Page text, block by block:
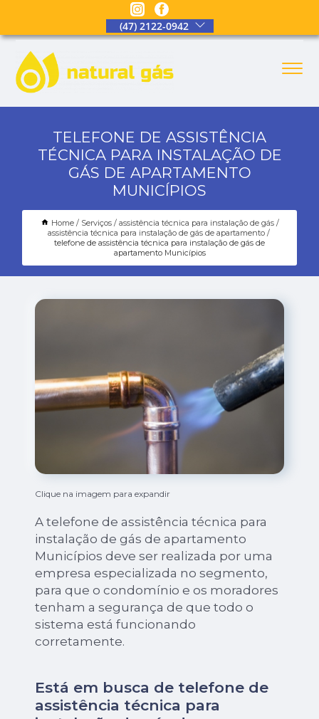
(47) 2122-0942
TELEFONE DE ASSISTÊNCIA
TÉCNICA PARA INSTALAÇÃO DE
GÁS DE APARTAMENTO
MUNICÍPIOS
Home Serviços
assistência técnica para instalação de gás
assistência técnica para instalação de gás de apartamento
telefone de assistência técnica para instalação de gás de
apartamento Municípios
Clique na imagem para expandir
A telefone de assistência técnica para
instalação de gás de apartamento
Municípios deve ser realizada por uma
empresa especializada no segmento,
para que o condomínio e os moradores
tenham a segurança de que todo o
sistema está funcionando
corretamente.
Está em busca de telefone de
assistência técnica para